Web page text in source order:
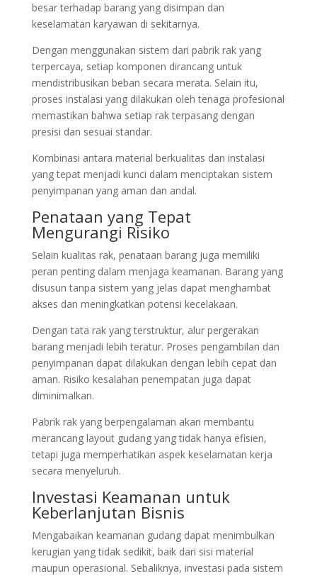
besar terhadap barang yang disimpan dan
keselamatan karyawan di sekitarnya.
Dengan menggunakan sistem dari pabrik rak yang
terpercaya, setiap komponen dirancang untuk
mendistribusikan beban secara merata. Selain itu,
proses instalasi yang dilakukan oleh tenaga profesional
memastikan bahwa setiap rak terpasang dengan
presisi dan sesuai standar.
Kombinasi antara material berkualitas dan instalasi
yang tepat menjadi kunci dalam menciptakan sistem
penyimpanan yang aman dan andal.
Penataan yang Tepat
Mengurangi Risiko
Selain kualitas rak, penataan barang juga memiliki
peran penting dalam menjaga keamanan. Barang yang
disusun tanpa sistem yang jelas dapat menghambat
akses dan meningkatkan potensi kecelakaan.
Dengan tata rak yang terstruktur, alur pergerakan
barang menjadi lebih teratur. Proses pengambilan dan
penyimpanan dapat dilakukan dengan lebih cepat dan
aman. Risiko kesalahan penempatan juga dapat
diminimalkan.
Pabrik rak yang berpengalaman akan membantu
merancang layout gudang yang tidak hanya efisien,
tetapi juga memperhatikan aspek keselamatan kerja
secara menyeluruh.
Investasi Keamanan untuk
Keberlanjutan Bisnis
Mengabaikan keamanan gudang dapat menimbulkan
kerugian yang tidak sedikit, baik dari sisi material
maupun operasional. Sebaliknya, investasi pada sistem